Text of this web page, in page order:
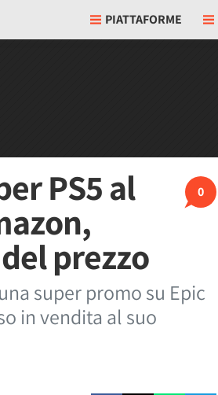
PIATTAFORME
0
PS5 al
prezzo
super promo su Epic
in vendita al suo